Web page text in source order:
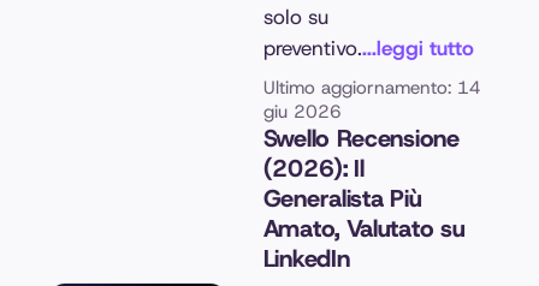
solo su
preventivo....leggi tutto
Ultimo aggiornamento: 14
giu 2026
Swello Recensione
(2026): Il
Generalista Più
Amato, Valutato su
LinkedIn